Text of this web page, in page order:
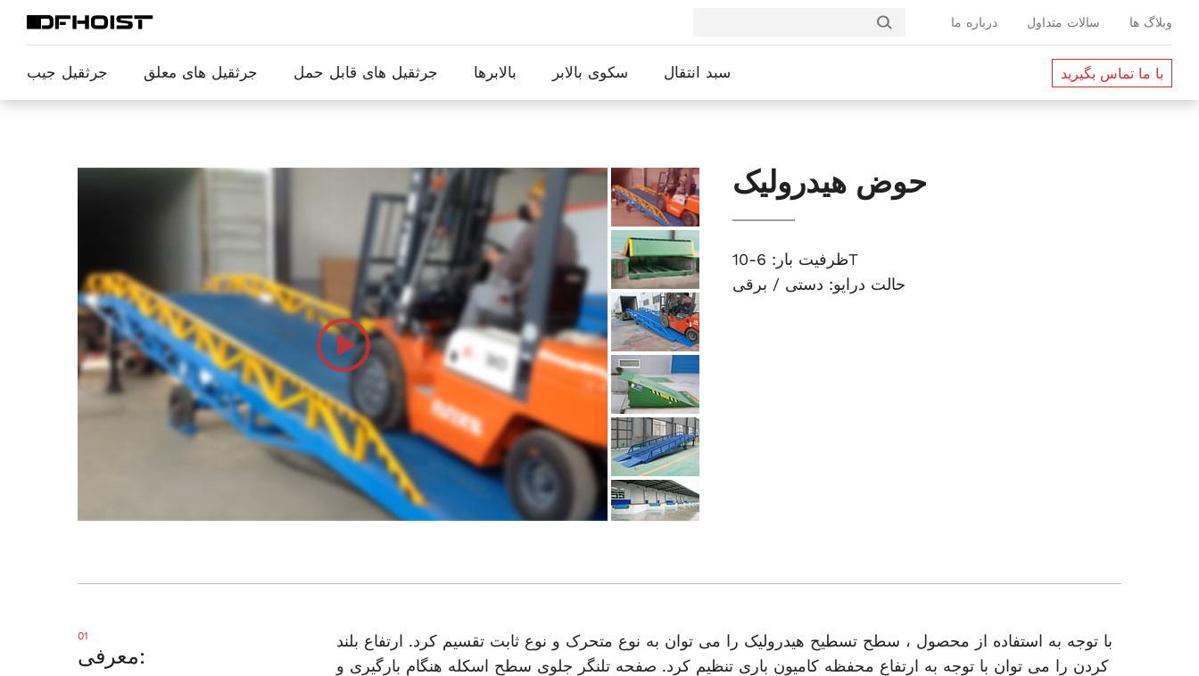
درباره ما سالات متداول وبلاگ ها
جرثقیل جیب جرثقیل های معلق جرثقیل های قابل حمل بالابرها سکوی بالابر سبد انتقال با ما تماس بگیرید
حوض هیدرولیک
ظرفیت بار: 6-10T
حالت درایو: دستی / برقی
01
معرفی:
با توجه به استفاده از محصول ، سطح تسطیح هیدرولیک را می توان به نوع متحرک و نوع ثابت تقسیم کرد. ارتفاع بلند
کردن را می توان با توجه به ارتفاع محفظه کامیون باری تنظیم کرد. صفحه تلنگر جلوی سطح اسکله هنگام بارگیری و